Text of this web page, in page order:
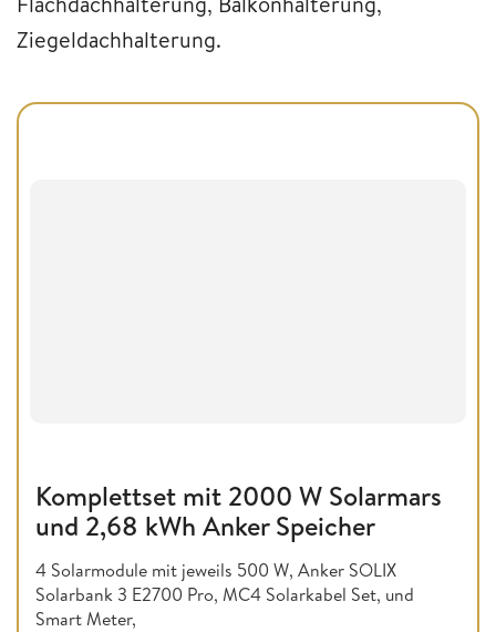
Ziegeldachhalterung.
Komplettset mit 2000 W Solarmars
und 2,68 kWh Anker Speicher
4 Solarmodule mit jeweils 500 W, Anker SOLIX
Solarbank 3 E2700 Pro, MC4 Solarkabel Set, und
Smart Meter,